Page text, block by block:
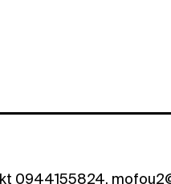
0944155824,